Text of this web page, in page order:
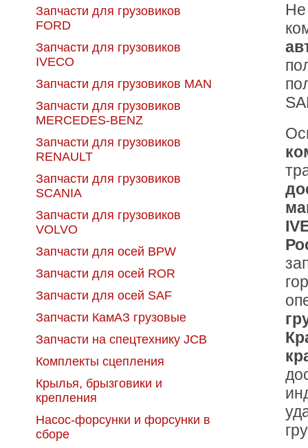
Запчасти для грузовиков
FORD
Запчасти для грузовиков
IVECO
Запчасти для грузовиков MAN
Запчасти для грузовиков
MERCEDES-BENZ
Запчасти для грузовиков
RENAULT
Запчасти для грузовиков
SCANIA
Запчасти для грузовиков
VOLVO
Запчасти для осей BPW
Запчасти для осей ROR
Запчасти для осей SAF
Запчасти КамАЗ грузовые
Запчасти на спецтехнику JCB
Комплекты сцепления
Крылья, брызговики и
крепления
Насос-форсунки и форсунки в
сборе